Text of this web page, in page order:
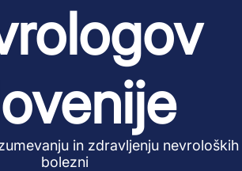
in zdravljenju nevroloških
bolezni